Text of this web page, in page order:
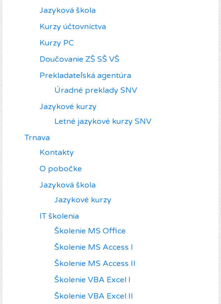
Jazyková škola
Kurzy účtovníctva
Kurzy PC
Doučovanie ZŠ SŠ VŠ
Prekladateľská agentúra
Úradné preklady SNV
Jazykové kurzy
Letné jazykové kurzy SNV
Trnava
Kontakty
O pobočke
Jazyková škola
Jazykové kurzy
IT školenia
Školenie MS Office
Školenie MS Access I
Školenie MS Access II
Školenie VBA Excel I
Školenie VBA Excel II